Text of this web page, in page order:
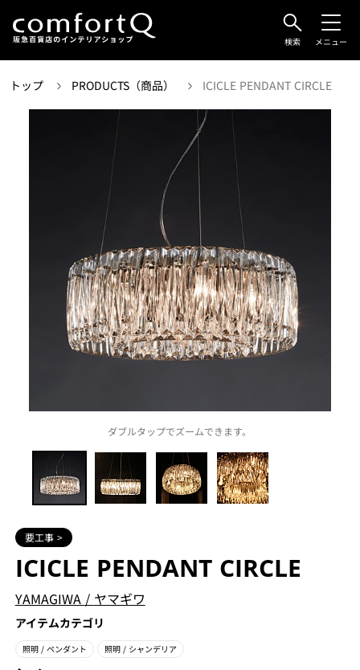
検索 メニュー
トップ PRODUCTS（商品） ICICLE PENDANT CIRCLE
ダブルタップでズームできます。
要工事 >
ICICLE PENDANT CIRCLE
YAMAGIWA / ヤマギワ
アイテムカテゴリ
照明 / ペンダント 照明 / シャンデリア